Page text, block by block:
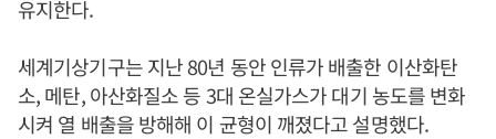
유지한다.
세계기상기구는 지난 80년 동안 인류가 배출한 이산화탄
소, 메탄, 아산화질소 등 3대 온실가스가 대기 농도를 변화
시켜 열 배출을 방해해 이 균형이 깨졌다고 설명했다.